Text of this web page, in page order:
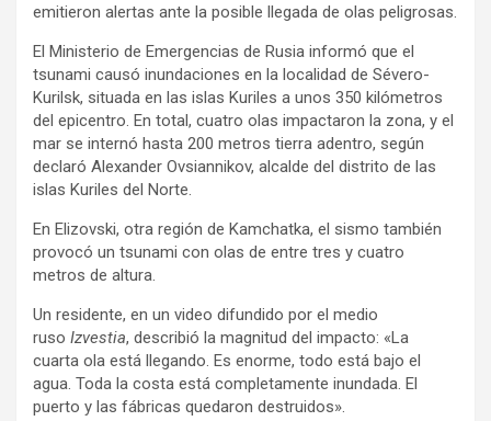
emitieron alertas ante la posible llegada de olas peligrosas.
El Ministerio de Emergencias de Rusia informó que el
tsunami causó inundaciones en la localidad de Sévero-
Kurilsk, situada en las islas Kuriles a unos 350 kilómetros
del epicentro. En total, cuatro olas impactaron la zona, y el
mar se internó hasta 200 metros tierra adentro, según
declaró Alexander Ovsiannikov, alcalde del distrito de las
islas Kuriles del Norte.
En Elizovski, otra región de Kamchatka, el sismo también
provocó un tsunami con olas de entre tres y cuatro
metros de altura.
Un residente, en un video difundido por el medio
ruso Izvestia, describió la magnitud del impacto: «La
cuarta ola está llegando. Es enorme, todo está bajo el
agua. Toda la costa está completamente inundada. El
puerto y las fábricas quedaron destruidos».